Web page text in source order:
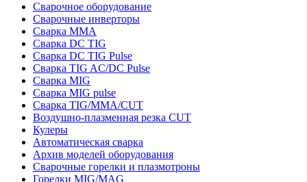
Сварочное оборудование
Сварочные инверторы
Сварка MMA
Сварка DC TIG
Сварка DC TIG Pulse
Сварка TIG AC/DC Pulse
Сварка MIG
Сварка MIG pulse
Сварка TIG/MMA/CUT
Воздушно-плазменная резка CUT
Кулеры
Автоматическая сварка
Архив моделей оборудования
Сварочные горелки и плазмотроны
Горелки MIG/MAG